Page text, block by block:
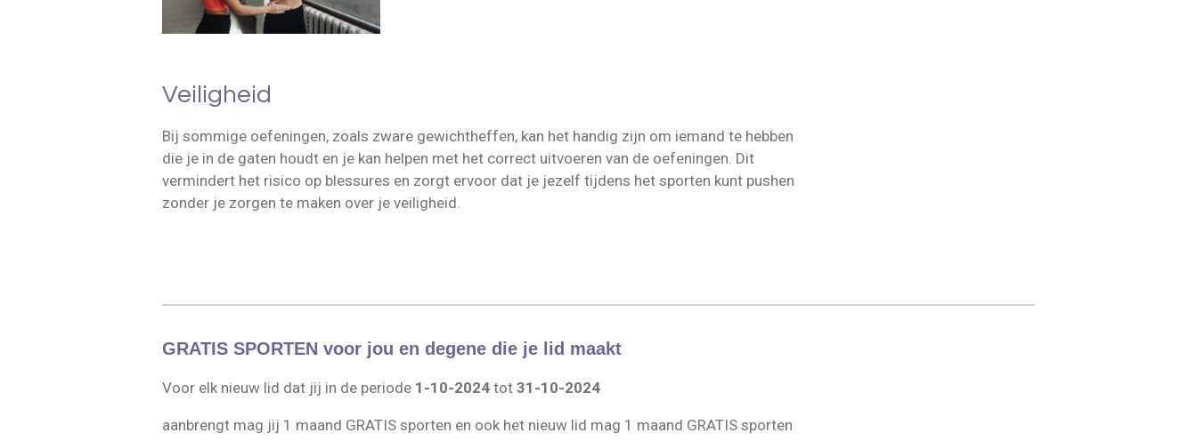
Veiligheid
Bij sommige oefeningen, zoals zware gewichtheffen, kan het handig zijn om iemand te hebben
die je in de gaten houdt en je kan helpen met het correct uitvoeren van de oefeningen. Dit
vermindert het risico op blessures en zorgt ervoor dat je jezelf tijdens het sporten kunt pushen
zonder je zorgen te maken over je veiligheid.
GRATIS SPORTEN voor jou en degene die je lid maakt
Voor elk nieuw lid dat jij in de periode 1-10-2024 tot 31-10-2024
aanbrengt mag jij 1 maand GRATIS sporten en ook het nieuw lid mag 1 maand GRATIS sporten